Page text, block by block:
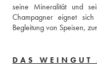
seine Mineralität und
Champagner eignet
Begleitung von Speisen,
DAS WEINGUT